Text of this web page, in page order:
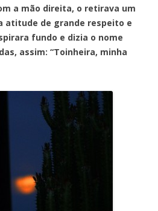
a mão direita, o retirava um
atitude de grande respeito e
fundo e dizia o nome
assim: “Toinheira, minha